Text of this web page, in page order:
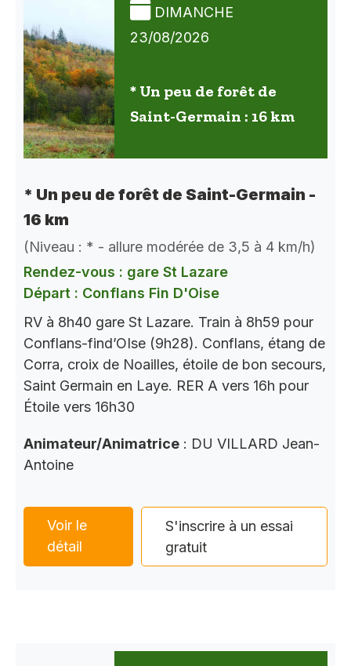
DIMANCHE
23/08/2026
* Un peu de forêt de
Saint-Germain : 16 km
* Un peu de forêt de Saint-Germain -
16 km
(Niveau : * - allure modérée de 3,5 à 4 km/h)
Rendez-vous : gare St Lazare
Départ : Conflans Fin D'Oise
RV à 8h40 gare St Lazare. Train à 8h59 pour
Conflans-find’OIse (9h28). Conflans, étang de
Corra, croix de Noailles, étoile de bon secours,
Saint Germain en Laye. RER A vers 16h pour
Étoile vers 16h30
Animateur/Animatrice : DU VILLARD Jean-
Antoine
Voir le
détail
S'inscrire à un essai
gratuit